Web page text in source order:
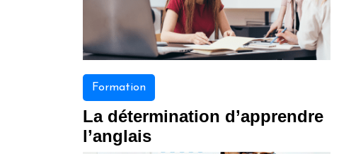
Formation
La détermination d’apprendre
l’anglais